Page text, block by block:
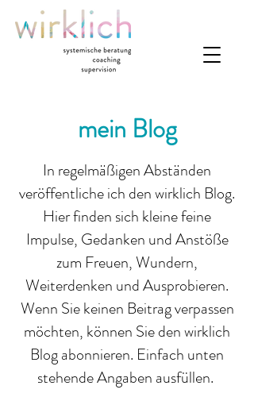
mein Blog
In regelmäßigen Abständen
veröffentliche ich den wirklich Blog.
Hier finden sich kleine feine
Impulse, Gedanken und Anstöße
zum Freuen, Wundern,
Weiterdenken und Ausprobieren.
Wenn Sie keinen Beitrag verpassen
möchten, können Sie den wirklich
Blog abonnieren. Einfach unten
stehende Angaben ausfüllen.